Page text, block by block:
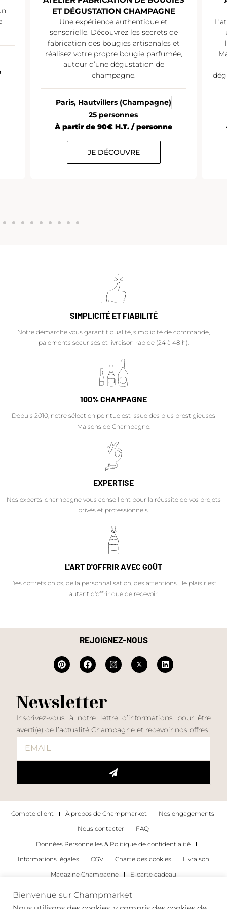
ET DÉGUSTATION CHAMPAGNE
Une expérience authentique et
sensorielle. Découvrez les secrets de
fabrication des bougies artisanales et
réalisez votre propre bougie parfumée,
autour d’une dégustation de
champagne.
Paris, Hautvillers (Champagne)
25 personnes
À partir de 90€ H.T. / personne
JE DÉCOUVRE
SIMPLICITÉ ET FIABILITÉ
Notre démarche vous garantit qualité, simplicité de commande,
paiements sécurisés et livraison rapide (24 à 48 h).
100% CHAMPAGNE
Depuis 2010, notre sélection pointue est issue des plus prestigieuses
Maisons de Champagne.
EXPERTISE
Nos experts-champagne vous conseillent pour la réussite de vos projets
privés et professionnels.
L'ART D'OFFRIR AVEC GOÛT
Des coffrets chics, de la personnalisation, des attentions… le plaisir est
autant d'offrir que de recevoir.
REJOIGNEZ-NOUS
Newsletter
Inscrivez-vous à notre lettre d’informations pour être
averti(e) de l’actualité Champagne et recevoir nos offres
Compte client À propos de Champmarket
Nos engagements
Nous contacter
FAQ
Données Personnelles & Politique de confidentialité
Informations légales
CGV Charte des cookies
Livraison
Magazine Champagne
E-carte cadeau
Les occasions pour déguster du champagne
Pour les particuliers
Bienvenue sur Champmarket